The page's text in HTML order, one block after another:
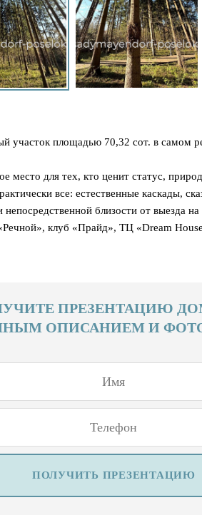
участок площадью 70,32 сот. в самом
место для тех, кто ценит статус,
все: естественные каскады,
непосредственной близости от выезда
клуб «Прайд», ТЦ «Dream
ПРЕЗЕНТАЦИЮ
ОПИСАНИЕМ И
ПОЛУЧИТЬ ПРЕЗЕНТАЦИЮ